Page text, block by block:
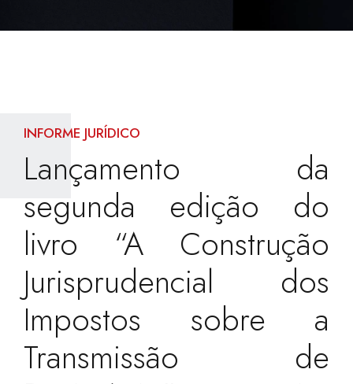
INFORME JURÍDICO
Lançamento da
segunda edição do
livro “A Construção
Jurisprudencial dos
Impostos sobre a
Transmissão de